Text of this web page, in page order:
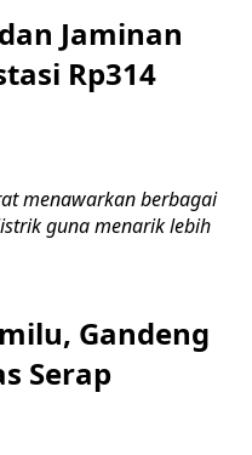
Jaminan
Rp314
menawarkan berbagai
guna menarik lebih
Gandeng
Serap